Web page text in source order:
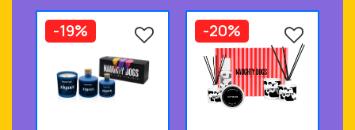
-19% -20%